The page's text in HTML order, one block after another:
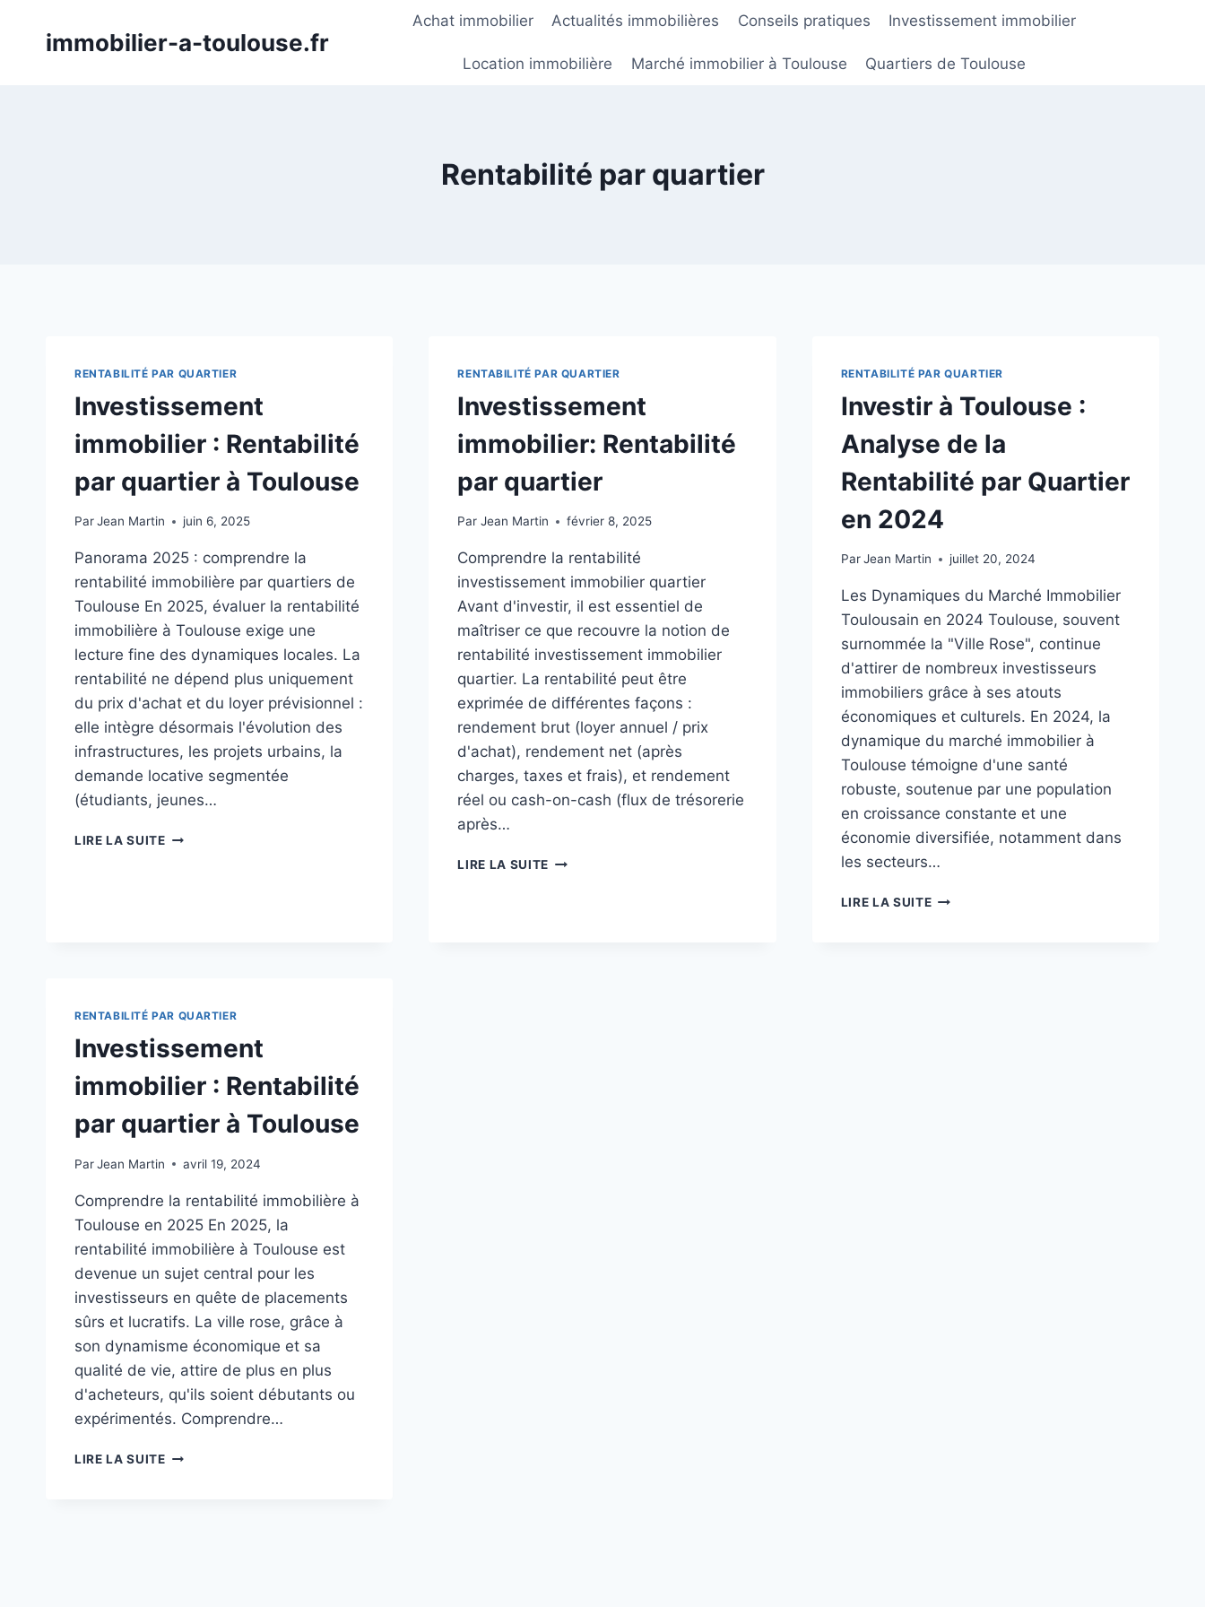
immobilier-a-toulouse.fr
Achat immobilier Actualités immobilières Conseils pratiques Investissement immobilier
Location immobilière Marché immobilier à Toulouse Quartiers de Toulouse
Rentabilité par quartier
RENTABILITÉ PAR QUARTIER
Investissement
immobilier : Rentabilité
par quartier à Toulouse
ParJean Martin juin 6, 2025
Panorama 2025 : comprendre la
rentabilité immobilière par quartiers de
Toulouse En 2025, évaluer la rentabilité
immobilière à Toulouse exige une
lecture fine des dynamiques locales. La
rentabilité ne dépend plus uniquement
du prix d'achat et du loyer prévisionnel :
elle intègre désormais l'évolution des
infrastructures, les projets urbains, la
demande locative segmentée
(étudiants, jeunes…
LIRE LA SUITEINVESTISSEMENT
RENTABILITÉ PAR QUARTIER
Investissement
immobilier: Rentabilité
par quartier
Par Jean Martin février 8, 2025
Comprendre la rentabilité
investissement immobilier quartier
Avant d'investir, il est essentiel de
maîtriser ce que recouvre la notion de
rentabilité investissement immobilier
quartier. La rentabilité peut être
exprimée de différentes façons :
rendement brut (loyer annuel / prix
d'achat), rendement net (après
charges, taxes et frais), et rendement
réel ou cash-on-cash (flux de trésorerie
après…
LIRE LA SUITE INVESTISSEMENT
RENTABILITÉ PAR QUARTIER
Investir à Toulouse :
Analyse de la
Rentabilité par Quartier
en 2024
Par Jean Martin juillet 20, 2024
Les Dynamiques du Marché Immobilier
Toulousain en 2024 Toulouse, souvent
surnommée la "Ville Rose", continue
d'attirer de nombreux investisseurs
immobiliers grâce à ses atouts
économiques et culturels. En 2024, la
dynamique du marché immobilier à
Toulouse témoigne d'une santé
robuste, soutenue par une population
en croissance constante et une
économie diversifiée, notamment dans
les secteurs…
LIRE LA SUITEINVESTIR
RENTABILITÉ PAR QUARTIER
Investissement
immobilier : Rentabilité
par quartier à Toulouse
ParJean Martin avril 19, 2024
Comprendre la rentabilité immobilière à
Toulouse en 2025 En 2025, la
rentabilité immobilière à Toulouse est
devenue un sujet central pour les
investisseurs en quête de placements
sûrs et lucratifs. La ville rose, grâce à
son dynamisme économique et sa
qualité de vie, attire de plus en plus
d'acheteurs, qu'ils soient débutants ou
expérimentés. Comprendre…
LIRE LA SUITEINVESTISSEMENT